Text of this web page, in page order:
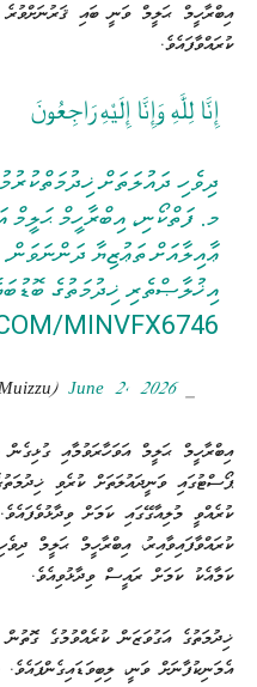
އިބްރާހީމް ޙަލީމް ވަނީ ބައި
ކުރައްވާފައެވެ.
إِنَّا لِلَّٰهِ وَإِنَّا إِلَيْهِ رَاجِعُونَ
ދިވެހި ދައުލަތަށް
މ. ފަތްކޯނި، އިބްރާހީމް ޙަލީމް
ޢާއިލާއަށް ތަޢުޒިޔާ
އިޚުލާޞްތެރި ޚިދުމަތުގެ
MINVFX6746
— Dr Mohamed Muizzu (@MMuizzu)
June 2, 2026
އިބްރާހީމް ޙަލީމް އަވަހާރަވުމާއި
ޕޯސްޓުގައި ވަނީދައުލަތަށް ކުރެވި
ކުރައްވާފައިވާއިރު، އިބްރާހީމް ޙަލީމް
ކަމާއެކު ކަމަށް ރައީސް ވިދާޅުވިއެވެ.
ޚިދުމަތުގެ އަގުވަޒަން ކުރެއްވުމުގެ
އެމަނިކުފާނަށް ވަނީ،